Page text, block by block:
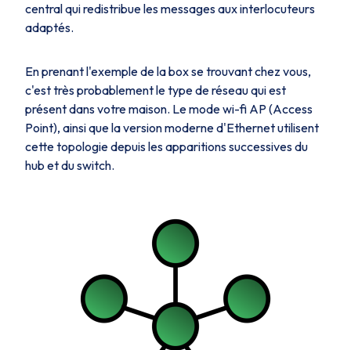
central qui redistribue les messages aux interlocuteurs
adaptés.
En prenant l'exemple de la box se trouvant chez vous,
c'est très probablement le type de réseau qui est
présent dans votre maison. Le mode wi-fi AP (Access
Point), ainsi que la version moderne d'Ethernet utilisent
cette topologie depuis les apparitions successives du
hub et duswitch.